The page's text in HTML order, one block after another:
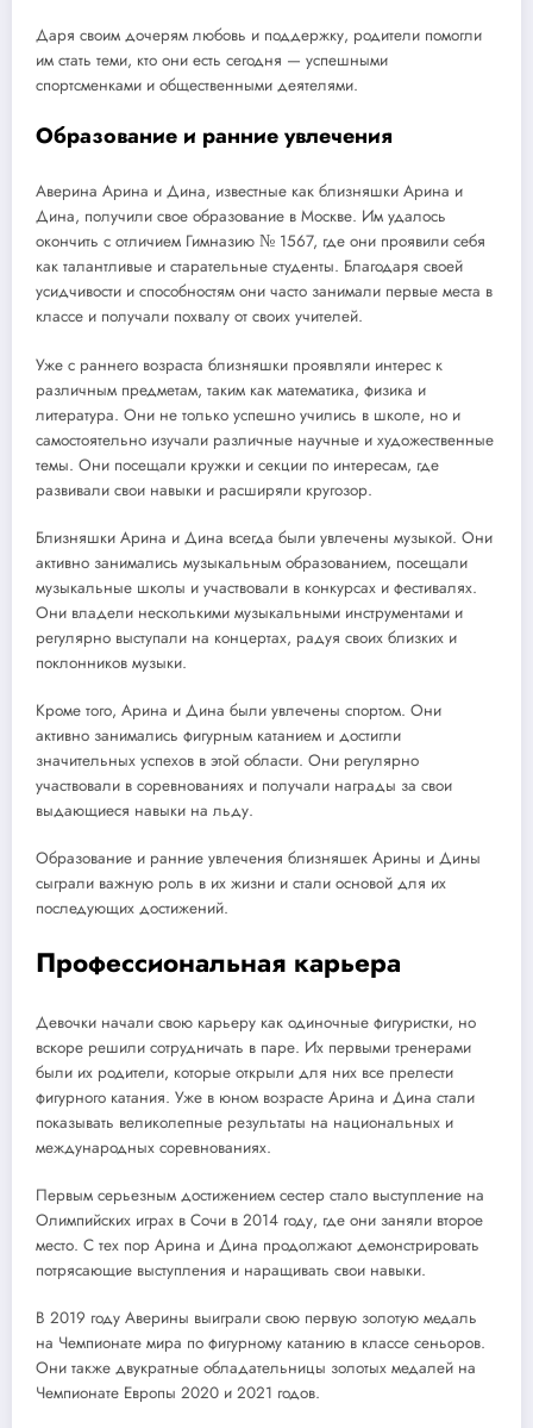
Даря своим дочерям любовь и поддержку, родители помогли
им стать теми, кто они есть сегодня — успешными
спортсменками и общественными деятелями.
Образование и ранние увлечения
Аверина Арина и Дина, известные как близняшки Арина и
Дина, получили свое образование в Москве. Им удалось
окончить с отличием Гимназию № 1567, где они проявили себя
как талантливые и старательные студенты. Благодаря своей
усидчивости и способностям они часто занимали первые места в
классе и получали похвалу от своих учителей.
Уже с раннего возраста близняшки проявляли интерес к
различным предметам, таким как математика, физика и
литература. Они не только успешно учились в школе, но и
самостоятельно изучали различные научные и художественные
темы. Они посещали кружки и секции по интересам, где
развивали свои навыки и расширяли кругозор.
Близняшки Арина и Дина всегда были увлечены музыкой. Они
активно занимались музыкальным образованием, посещали
музыкальные школы и участвовали в конкурсах и фестивалях.
Они владели несколькими музыкальными инструментами и
регулярно выступали на концертах, радуя своих близких и
поклонников музыки.
Кроме того, Арина и Дина были увлечены спортом. Они
активно занимались фигурным катанием и достигли
значительных успехов в этой области. Они регулярно
участвовали в соревнованиях и получали награды за свои
выдающиеся навыки на льду.
Образование и ранние увлечения близняшек Арины и Дины
сыграли важную роль в их жизни и стали основой для их
последующих достижений.
Профессиональная карьера
Девочки начали свою карьеру как одиночные фигуристки, но
вскоре решили сотрудничать в паре. Их первыми тренерами
были их родители, которые открыли для них все прелести
фигурного катания. Уже в юном возрасте Арина и Дина стали
показывать великолепные результаты на национальных и
международных соревнованиях.
Первым серьезным достижением сестер стало выступление на
Олимпийских играх в Сочи в 2014 году, где они заняли второе
место. С тех пор Арина и Дина продолжают демонстрировать
потрясающие выступления и наращивать свои навыки.
В 2019 году Аверины выиграли свою первую золотую медаль
на Чемпионате мира по фигурному катанию в классе сеньоров.
Они также двукратные обладательницы золотых медалей на
Чемпионате Европы 2020 и 2021 годов.